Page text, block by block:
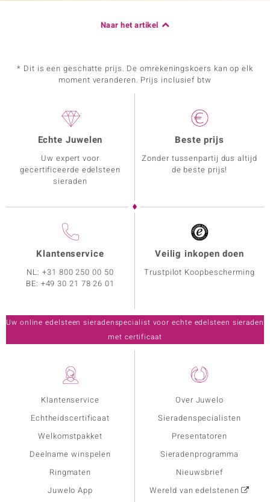
Naar het artikel
* Dit is een geschatte prijs. De omrekeningskoers kan op elk
moment veranderen. Prijs inclusief btw
Klantenservice
Echtheidscertificaat
Welkomstpakket
Deelname winspelen
Ringmaten
Juwelo App
Over Juwelo
Sieradenspecialisten
Presentatoren
Sieradenprogramma
Nieuwsbrief
Wereld van edelstenen
Echte Juwelen
Uw expert voor
gecertificeerde edelsteen
sieraden
Beste prijs
Zonder tussenpartij dus altijd
de beste prijs!
Klantenservice
NL:+31 800 250 00 50
BE: +49 30 21 78 26 01
Veilig inkopen doen
Trustpilot Koopbescherming
Uw online edelsteen sieradenspecialist voor echte edelsteen sieraden
met certificaat